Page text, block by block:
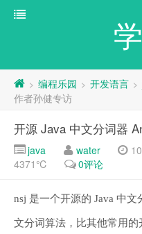
> 编程乐园 > 开发语言 >
作者孙健专访
开源 Java 中文分词器
java water
4371℃
0评论
nsj 是一个开源的 Java 中
文分词算法，比其他常用的